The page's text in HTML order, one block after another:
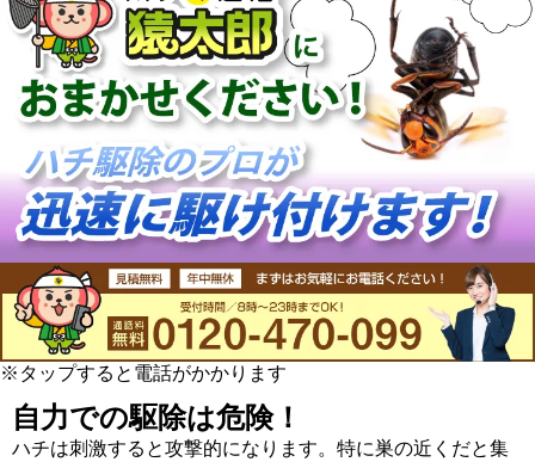
※タップすると電話がかかります
自力での駆除は危険！
ハチは刺激すると攻撃的になります。特に巣の近くだと集